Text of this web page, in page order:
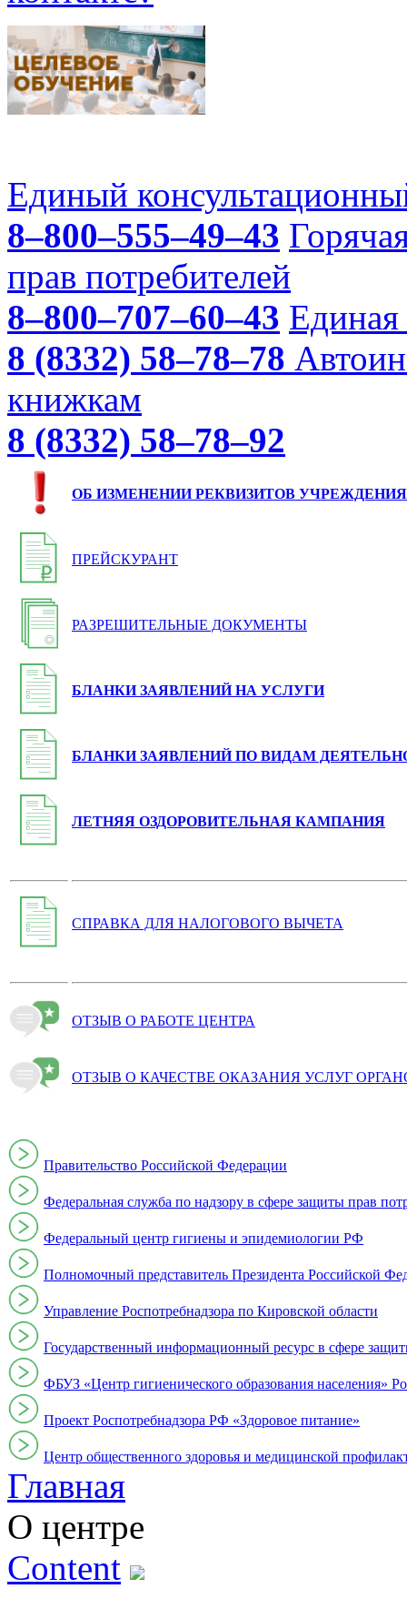
Единый
8–800–555–49–43
прав потребителей
8–800–707–60–43 Единая
8 (8332) 58–78–78
книжкам
8 (8332) 58–78–92
ОБ ИЗМЕНЕНИИ РЕКВИЗИТОВ УЧРЕЖДЕНИЯ
ПРЕЙСКУРАНТ
РАЗРЕШИТЕЛЬНЫЕ ДОКУМЕНТЫ
БЛАНКИ ЗАЯВЛЕНИЙ НА УСЛУГИ
БЛАНКИ ЗАЯВЛЕНИЙ ПО ВИДАМ
ЛЕТНЯЯ ОЗДОРОВИТЕЛЬНАЯ КАМПАНИЯ
СПРАВКА ДЛЯ НАЛОГОВОГО ВЫЧЕТА
ОТЗЫВ О РАБОТЕ ЦЕНТРА
ОТЗЫВ О КАЧЕСТВЕ ОКАЗАНИЯ УСЛУГ
Правительство Российской Федерации
Федеральная служба по надзору в сфере защиты прав
Федеральный центр гигиены и эпидемиологии РФ
Полномочный представитель Президента Российской
Управление Роспотребнадзора по Кировской области
Государственный информационный ресурс в сфере
ФБУЗ «Центр гигиенического образования населения»
Проект Роспотребнадзора РФ «Здоровое питание»
Центр общественного здоровья и медицинской
Главная
О центре
Content